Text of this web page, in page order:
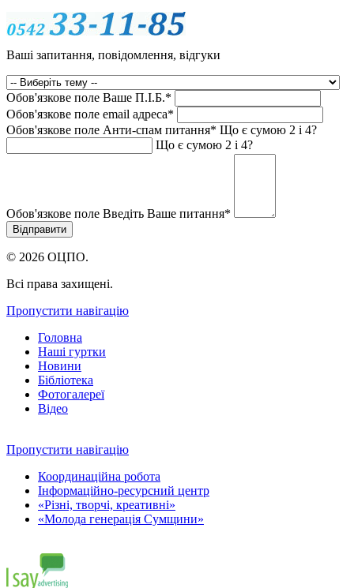
Ваші запитання, повідомлення, відгуки
Обов'язкове поле Ваше П.I.Б.*
Обов'язкове поле email адреса*
Обов'язкове поле Анти-спам питання* Що є сумою 2 і 4?
Що є сумою 2 і 4?
Обов'язкове поле Введіть Ваше питання*
© 2026 ОЦПО.
Всі права захищені.
Пропустити навігацію
Головна
Наші гуртки
Новини
Бібліотека
Фотогалереї
Відео
Пропустити навігацію
Координаційна робота
Інформаційно-ресурсний центр
«Різні, творчі, креативні»
«Молода генерація Сумщини»